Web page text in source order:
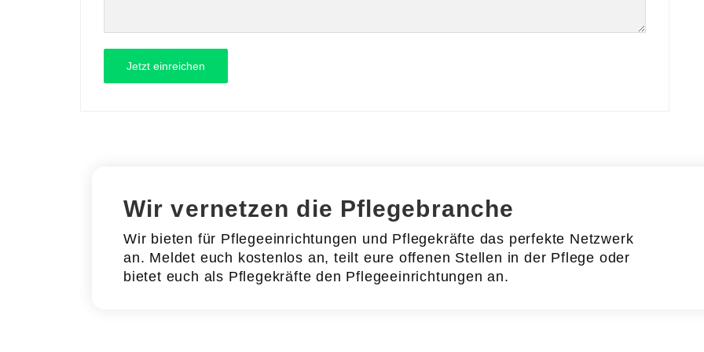
Wir vernetzen die Pflegebranche
Wir bieten für Pflegeeinrichtungen und Pflegekräfte das perfekte Netzwerk
an. Meldet euch kostenlos an, teilt eure offenen Stellen in der Pflege oder
bietet euch als Pflegekräfte den Pflegeeinrichtungen an.